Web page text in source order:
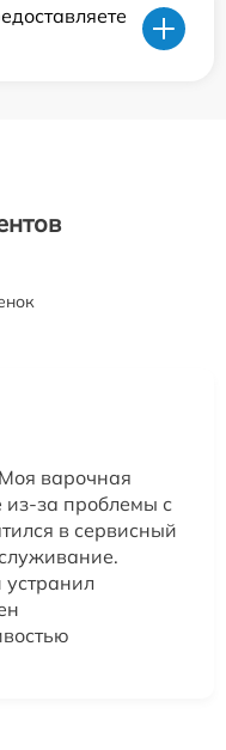
варочная
из-за проблемы с
в сервисный